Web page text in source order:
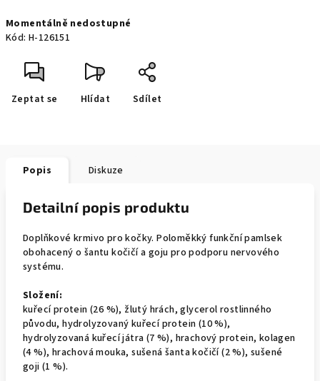
cena:
Momentálně nedostupné
Kód: H-126151
Zeptat se Hlídat Sdílet
Popis Diskuze
Detailní popis produktu
Doplňkové krmivo pro kočky. Poloměkký funkční pamlsek
obohacený o šantu kočičí a goju pro podporu nervového
systému.
Složení:
kuřecí protein (26 %), žlutý hrách, glycerol rostlinného
původu, hydrolyzovaný kuřecí protein (10 %),
hydrolyzovaná kuřecí játra (7 %), hrachový protein, kolagen
(4 %), hrachová mouka, sušená šanta kočičí (2 %), sušené
goji (1 %).